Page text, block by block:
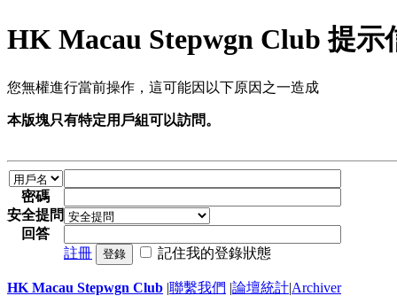
HK Macau Stepwgn Club 提示
您無權進行當前操作，這可能因以下原因之一造成
本版塊只有特定用戶組可以訪問。
密碼
安全提問
回答
註冊
登錄 記住我的登錄狀態
HK Macau Stepwgn Club |聯繫我們 |論壇統計|Archiver